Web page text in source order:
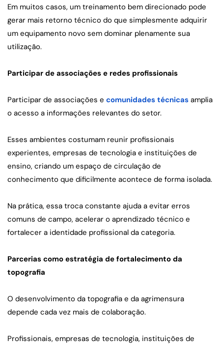
Em muitos casos, um treinamento bem direcionado pode
gerar mais retorno técnico do que simplesmente adquirir
um equipamento novo sem dominar plenamente sua
utilização.
Participar de associações e redes profissionais
Participar de associações e comunidades técnicas amplia
o acesso a informações relevantes do setor.
Esses ambientes costumam reunir profissionais
experientes, empresas de tecnologia e instituições de
ensino, criando um espaço de circulação de
conhecimento que dificilmente acontece de forma isolada.
Na prática, essa troca constante ajuda a evitar erros
comuns de campo, acelerar o aprendizado técnico e
fortalecer a identidade profissional da categoria.
Parcerias como estratégia de fortalecimento da
topografia
O desenvolvimento da topografia e da agrimensura
depende cada vez mais de colaboração.
Profissionais, empresas de tecnologia, instituições de